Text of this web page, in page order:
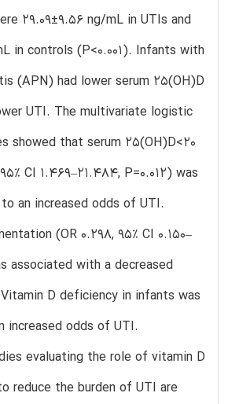
29.09±9.56 ng/mL in UTIs and
in controls (P<0.001). Infants with
(APN) had lower serum 25(OH)D
UTI. The multivariate logistic
showed that serum 25(OH)D<20
CI 1.469–21.484, P=0.012) was
an increased odds of UTI.
(OR 0.298, 95% CI 0.150–
associated with a decreased
D deficiency in infants was
increased odds of UTI.
evaluating the role of vitamin D
reduce the burden of UTI are